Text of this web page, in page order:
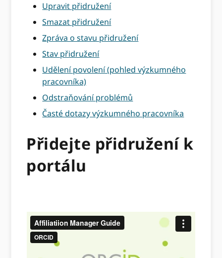
Upravit přidružení
Smazat přidružení
Zpráva o stavu přidružení
Stav přidružení
Udělení povolení (pohled výzkumného
pracovníka)
Odstraňování problémů
Časté dotazy výzkumného pracovníka
Přidejte přidružení k
portálu